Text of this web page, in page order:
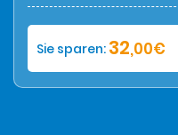
Sie sparen: 32,00€